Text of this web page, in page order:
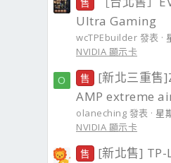
Ultra Gaming
wcTPEbuilder 發表
NVIDIA 顯示卡
O 售
[新北三重售
AMP extreme
olaneching 發表 星
NVIDIA 顯示卡
售
[新北售] TP-